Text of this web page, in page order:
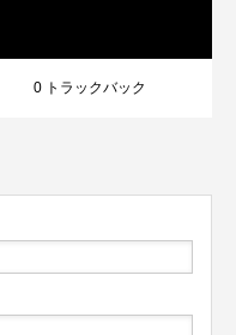
0 トラックバック